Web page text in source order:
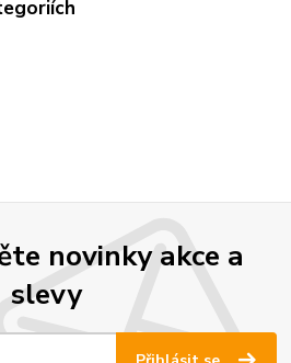
novinky akce a
slevy